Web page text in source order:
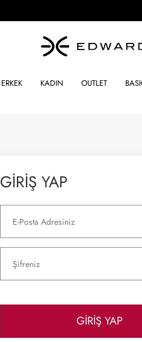
ERKEK KADIN OUTLET
GİRİŞ YAP
GİRİŞ YAP